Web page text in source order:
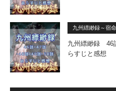
九州縹緲録～宿
九州縹緲録 46
らすじと感想